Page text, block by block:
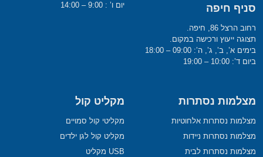
סניף חיפה
רחוב הרצל 86, חיפה.
תצוגה ייעוץ ורכישה במקום.
בימים א’, ב’, ג’, ה’: 09:00 – 18:00
ביום ד’: 10:00 – 19:00
יום ו’ : 9:00 – 14:00
מצלמות נסתרות
מצלמות נסתרות אלחוטיות
מצלמות נסתרות ניידות
מצלמות נסתרות לבית
מקליט קול
מקליטי קול סמויים
מקליט קול לגן ילדים
USB מקליט